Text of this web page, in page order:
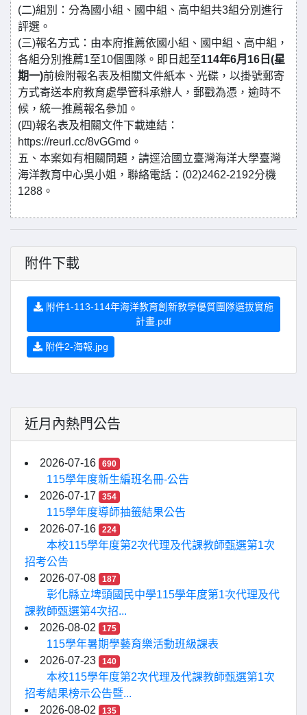
(二)組別：分為國小組、國中組、高中組共3組分別進行
評選。
(三)報名方式：由本府推薦依國小組、國中組、高中組，
各組分別推薦1至10個團隊。即日起至114年6月16日(星
期一)前檢附報名表及相關文件紙本、光碟，以掛號郵寄
方式寄送本府教育處學管科承辦人，郵戳為憑，逾時不
候，統一推薦報名參加。
(四)報名表及相關文件下載連結：
https://reurl.cc/8vGGmd。
五、本案如有相關問題，請逕洽國立臺灣海洋大學臺灣
海洋教育中心吳小姐，聯絡電話：(02)2462-2192分機
1288。
附件下載
附件1-113-114年海洋教育創新教學優質團隊選拔實施
計畫.pdf
附件2-海報.jpg
近月內熱門公告
2026-07-16 690
115學年度新生編班名冊-公告
2026-07-17
354
115學年度導師抽籤結果公告
2026-07-16
224
本校115學年度第2次代理及代課教師甄選第1次
招考公告
2026-07-08
187
彰化縣立埤頭國民中學115學年度第1次代理及代
課教師甄選第4次招...
2026-08-02
175
115學年暑期學藝育樂活動班級課表
2026-07-23
140
本校115學年度第2次代理及代課教師甄選第1次
招考結果榜示公告暨...
2026-08-02
135